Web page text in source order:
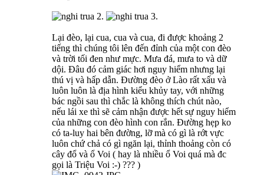
Lại đèo, lại cua, cua và cua, đi được khoảng 2
tiếng thì chúng tôi lên đến đỉnh của một con đèo
và trời tối đen như mực. Mưa đá, mưa to và dữ
dội. Đâu đó cảm giác hơi nguy hiểm nhưng lại
thú vị và hấp dẫn. Đường đèo ở Lào rất xấu và
luôn luôn là địa hình kiểu khủy tay, với những
bác ngồi sau thì chắc là không thích chút nào,
nếu lái xe thì sẽ cảm nhận được hết sự nguy hiểm
của những con đèo hình con rắn. Đường hẹp ko
có ta-luy hai bên đường, lỡ mà có gì là rớt vực
luôn chứ chả có gì ngăn lại, thỉnh thoảng còn có
cây đổ và ổ Voi ( hay là nhiều ổ Voi quá mà đc
gọi là Triệu Voi :-) ??? )